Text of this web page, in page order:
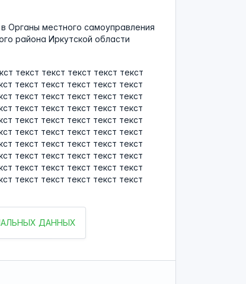
Органы местного самоуправления
района Иркутской области
текст текст текст текст текст
текст текст текст текст текст
текст текст текст текст текст
текст текст текст текст текст
текст текст текст текст текст
текст текст текст текст текст
текст текст текст текст текст
текст текст текст текст текст
текст текст текст текст текст
текст текст текст текст текст
ДАННЫХ